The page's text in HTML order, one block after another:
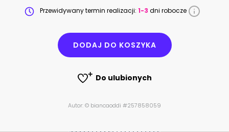
Przewidywany termin realizacji: 1-3 dni robocze
DODAJ DO KOSZYKA
Do ulubionych
Autor: © biancaoddi #257858059